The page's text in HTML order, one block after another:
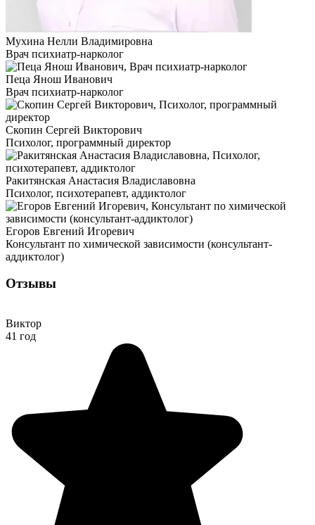
Мухина Нелли Владимировна
Врач психиатр-нарколог
Пеца Янош Иванович
Врач психиатр-нарколог
Скопин Сергей Викторович
Психолог, программный директор
Ракитянская Анастасия Владиславовна
Психолог, психотерапевт, аддиктолог
Егоров Евгений Игоревич
Консультант по химической зависимости (консультант-
аддиктолог)
Отзывы
Виктор
41 год